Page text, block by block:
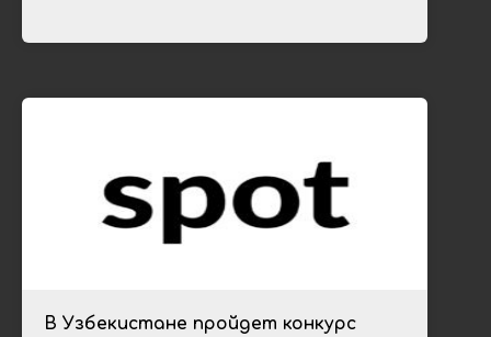
В Узбекистане пройдет конкурс